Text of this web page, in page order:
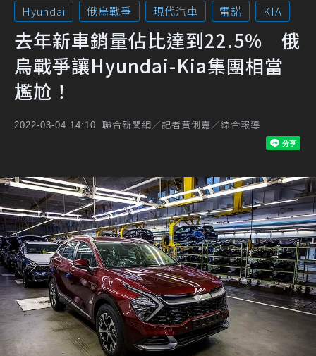
Hyundai 俄烏戰爭 現代汽車 雷諾 KIA
去年新車銷量佔比達到22.5% 俄
烏戰爭讓Hyundai-Kia集團相當
尷尬！
2022-03-04 14:10 聯合新聞網／記者黃俐嘉／綜合報導